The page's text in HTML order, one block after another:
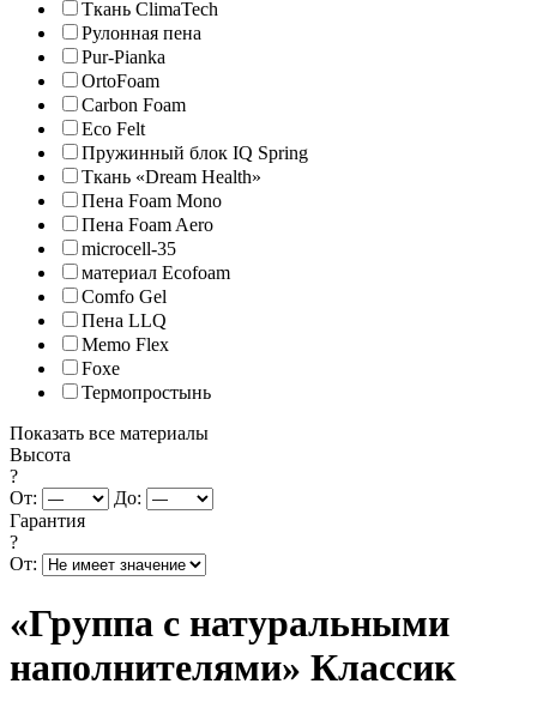
Ткань ClimaTech
Рулонная пена
Pur-Pianka
OrtoFoam
Carbon Foam
Eco Felt
Пружинный блок IQ Spring
Ткань «Dream Health»
Пена Foam Mono
Пена Foam Aero
microcell-35
материал Ecofoam
Comfo Gel
Пена LLQ
Memo Flex
Foxe
Термопростынь
Показать все материалы
Высота
?
От:
До:
Гарантия
?
От:
«Группа с натуральными
наполнителями» Классик